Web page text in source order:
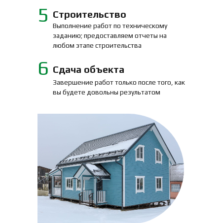
Сдача объекта
Завершение работ только после того, как
вы будете довольны результатом
6
Строительство
Выполнение работ по техническому
заданию; предоставляем отчеты на
любом этапе строительства
5